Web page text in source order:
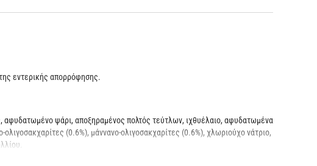
εντερικής απορρόφησης.
ψάρι, αποξηραμένος πολτός τεύτλων, ιχθυέλαιο, αφυδατωμένα
(0.6%), μάννανο-ολιγοσακχαρίτες (0.6%), χλωριούχο νάτριο,